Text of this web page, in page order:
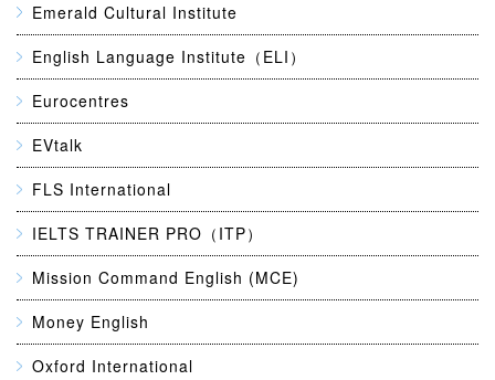
Emerald Cultural Institute
English Language Institute（ELI）
Eurocentres
EVtalk
FLS International
IELTS TRAINER PRO（ITP）
Mission Command English (MCE)
Money English
Oxford International